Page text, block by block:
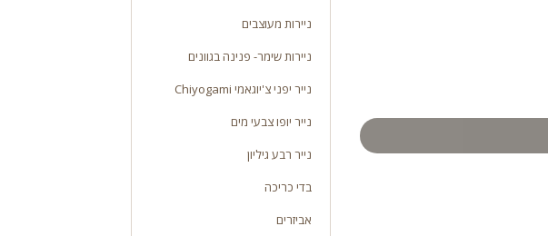
ניירות מעוצבים
ניירות שימר- פנינה בגוונים
נייר יפני צ'יוגאמי Chiyogami
נייר יופו צבעי מים
נייר רבע גיליון
בדי כריכה
אביזרים